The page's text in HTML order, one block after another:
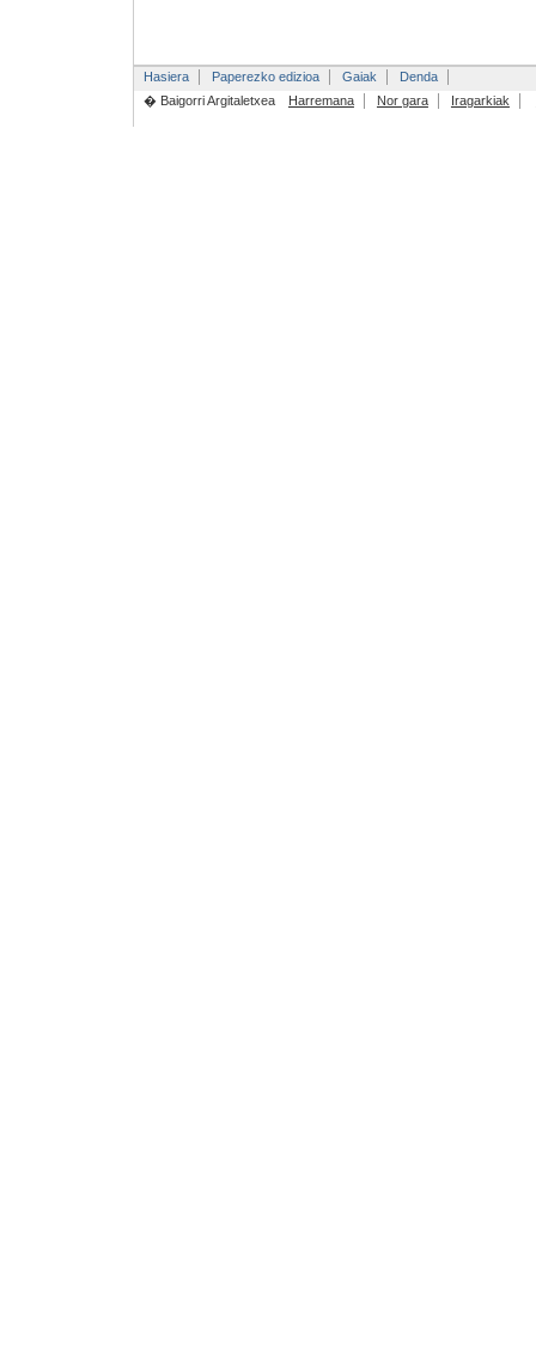
Hasiera Paperezko edizioa Gaiak
Denda
� Baigorri Argitaletxea
Harremana Nor gara Iragarkiak